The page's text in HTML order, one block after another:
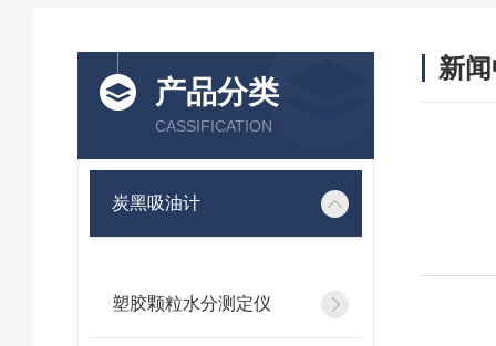
产品分类
CASSIFICATION
炭黑吸油计
塑胶颗粒水分测定仪
新